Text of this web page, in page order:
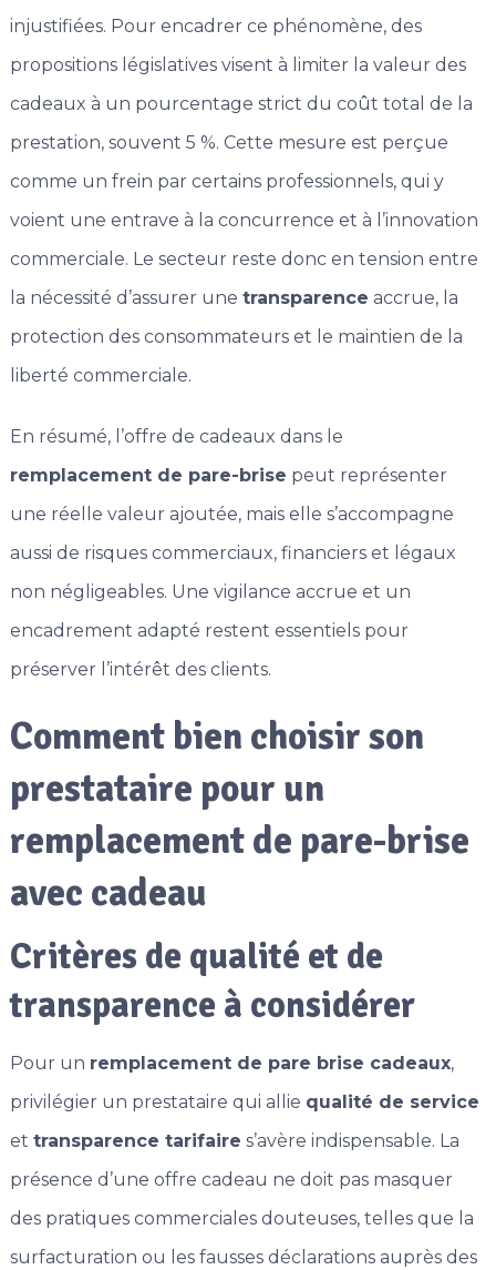
injustifiées. Pour encadrer ce phénomène, des
propositions législatives visent à limiter la valeur des
cadeaux à un pourcentage strict du coût total de la
prestation, souvent 5 %. Cette mesure est perçue
comme un frein par certains professionnels, qui y
voient une entrave à la concurrence et à l’innovation
commerciale. Le secteur reste donc en tension entre
la nécessité d’assurer une transparence accrue, la
protection des consommateurs et le maintien de la
liberté commerciale.
En résumé, l’offre de cadeaux dans le
remplacement de pare-brise peut représenter
une réelle valeur ajoutée, mais elle s’accompagne
aussi de risques commerciaux, financiers et légaux
non négligeables. Une vigilance accrue et un
encadrement adapté restent essentiels pour
préserver l’intérêt des clients.
Comment bien choisir son
prestataire pour un
remplacement de pare-brise
avec cadeau
Critères de qualité et de
transparence à considérer
Pour un remplacement de pare brise cadeaux,
privilégier un prestataire qui allie qualité de service
et transparence tarifaire s’avère indispensable. La
présence d’une offre cadeau ne doit pas masquer
des pratiques commerciales douteuses, telles que la
surfacturation ou les fausses déclarations auprès des